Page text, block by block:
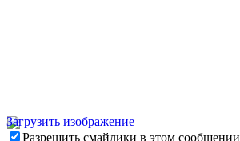
Загрузить изображение
Разрешить смайлики в этом сообщении